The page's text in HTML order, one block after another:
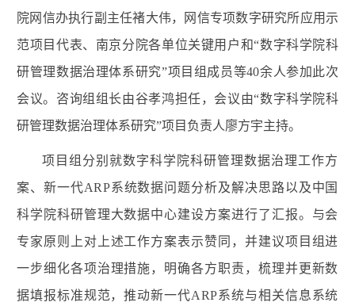
院网信办执行副主任褚大伟，网信专项数字研究所应用示
范项目代表、南京分院各单位关键用户和“数字科学院科
研管理数据治理体系研究”项目组成员等40余人参加此次
会议。咨询组组长由谷孝鸿担任，会议由“数字科学院科
研管理数据治理体系研究”项目负责人廖方宇主持。
项目组分别就数字科学院科研管理数据治理工作方
案、新一代ARP系统数据问题分析及解决思路以及中国
科学院科研管理大数据中心建设方案进行了汇报。与会
专家原则上对上述工作方案表示赞同，并建议项目组进
一步细化各项治理措施，明确各方职责，梳理并更新数
据填报标准规范，推动新一代ARP系统与相关信息系统